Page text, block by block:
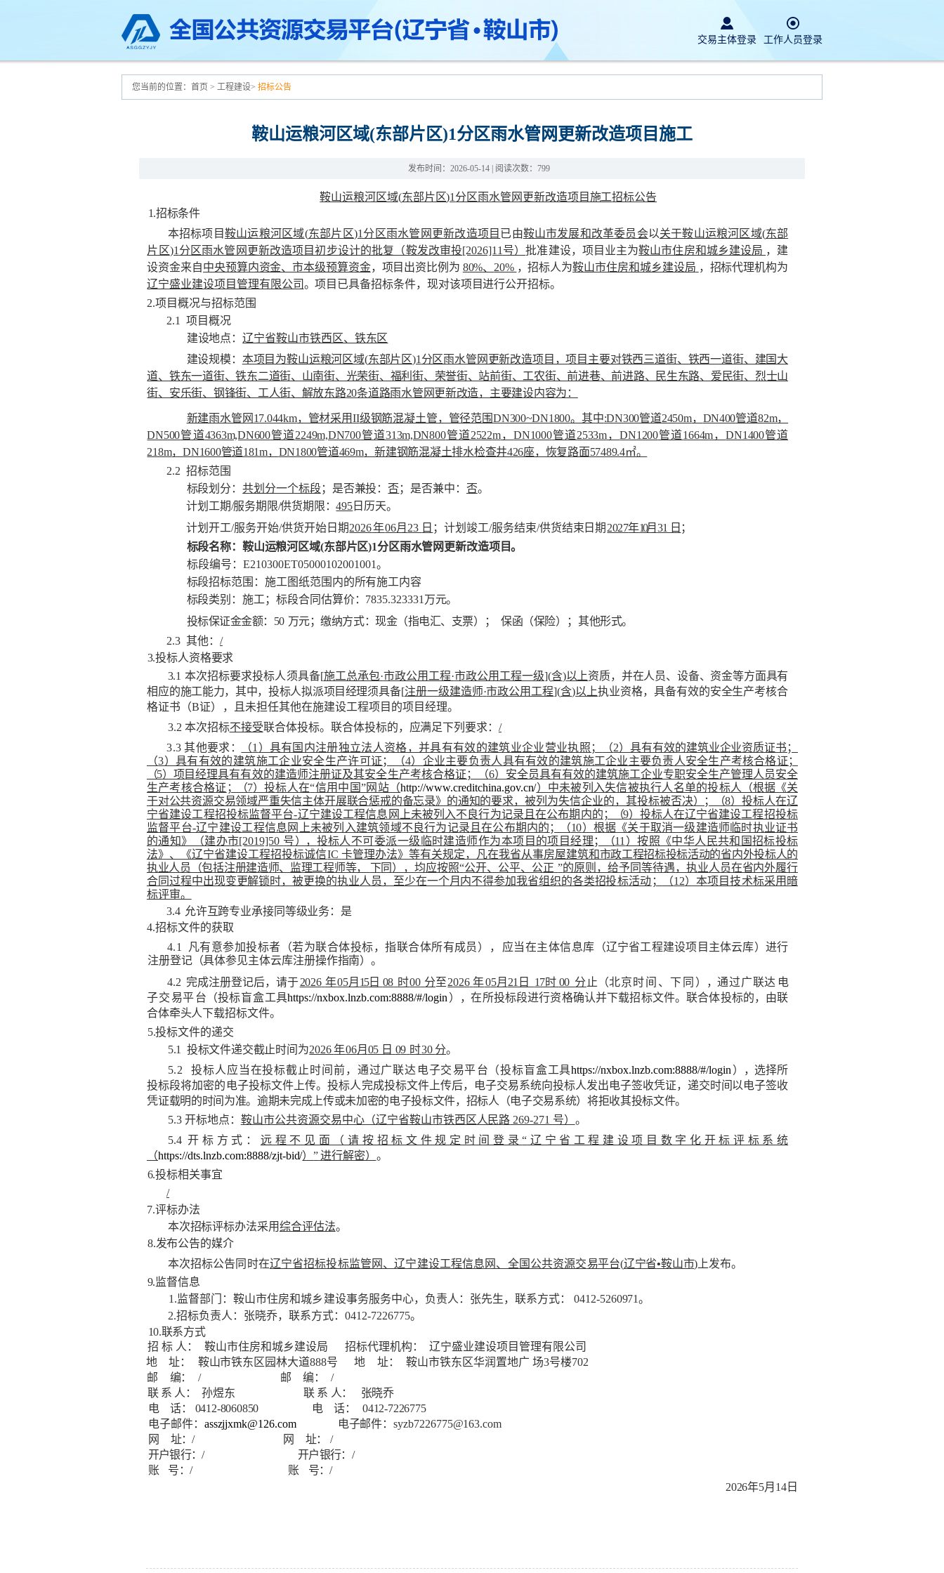
交易主体登录 工作人员登录
您当前的位置： 首页 > 工程建设> 招标公告
鞍山运粮河区域(东部片区)1分区雨水管网更新改造项目施工
发布时间：2026-05-14 | 阅读次数： 799
鞍山运粮河区域(东部片区)1 分区雨水管网更新改造项目施工招标公告
1.招标条件
本招标项目鞍山运粮河区域(东部片区)1 分区雨水管网更新改造项目 已由鞍山市发展和改革委员会以关于鞍山运粮河区域(东部
片区)1 分区雨水管网更新改造项目初步设计的批复（鞍发改审投[2026]11 号）批准建设，项目业主为鞍山市住房和城乡建设局 ，建
设资金来自中央预算内资金、市本级预算资金，项目出资比例为 80%、 20% ，招标人为鞍山市住房和城乡建设局 ，招标代理机构为
辽宁盛业建设项目管理有限公司。项目已具备招标条件，现对该项目进行公开招标。
2.项目概况与招标范围
2.1
项目概况
建设地点：辽宁省鞍山市铁西区、铁东区
建设规模： 本项目为鞍山运粮河区域(东部片区)1 分区雨水管网更新改造项目，项目主要对铁西三道街、铁西一道街、建国大
道、铁东一道街、铁东二道街、山南街、光荣街、福利街、荣誉街、站前街、工农街、前进巷、前进路、民生东路、爱民街、烈士山
街、安乐街、钢锋街、工人街、解放东路20条道路雨水管网更新改造，主要建设内容为：
新建雨水管网 17.044km，管材采用II级钢筋混凝土管，管径范围DN300~DN1800。其中:DN300管道2450m， DN400管道82m，
DN500管道4363m,DN600管道2249m,DN700管道313m,DN800管道2522m，DN1000管道2533m，DN1200管道1664m，DN1400管道
218m，DN1600管道181m， DN1800管道469m，新建钢筋混凝土排水检查井426座，恢复路面57489.4㎡。
2.2 招标范围
标段划分：共划分一个标段；是否兼投：否 ；是否兼中： 否。
计划工期/服务期限/供货期限：495 日历天。
计划开工/服务开始/供货开始日期2026年06月 23 日 ；计划竣工/服务结束/供货结束日期 2027年10月 31 日 ；
标段名称：鞍山运粮河区域(东部片区)1分区雨水管网更新改造项目。
标段编号： E210300ET05000102001001。
标段招标范围：施工图纸范围内的所有施工内容
标段类别：施工；标段合同估算价： 7835.323331 万元。
投标保证金金额： 50 万元；缴纳方式：现金（指电汇、支票）； 保函（保险）；其他形式。
2.3 其他： /
3.投标人资格要求
3.1 本次招标要求投标人须具备[施工总承包·市政公用工程·市政公用工程一级](含)以上资质，并在人员、设备、资金等方面具有
相应的施工能力，其中，投标人拟派项目经理须具备[注册一级建造师·市政公用工程](含)以上执业资格，具备有效的安全生产考核合
格证书（B证），
且未担任其他在施建设工程项目的项目经理。
3.2 本次招标不接受联合体投标。联合体投标的，应满足下列要求： /
3.3其他要求 ： （1 ）具有国内注册独立法人资格，并具有有效的建筑业企业营业执照； （2）具有有效的建筑业企业资质证书 ；
（3）具有有效的建筑施工企业安全生产许可证；（4）企业主要负责人具有有效的建筑施工企业主要负责人安全生产考核合格证 ；
（5）项目经理具有有效的建造师注册证及其安全生产考核合格证 ；（6）安全员具有有效的建筑施工企业专职安全生产管理人员安全
生产考核合格证 ；（7）投标人在“信用中国”网站（http://www.creditchina.gov.cn/）中未被列入失信被执行人名单的投标人（根据《关
于对公共资源交易领域严重失信主体开展联合惩戒的备忘录》的通知的要求，被列为失信企业的，其投标被否决）；（8）投标人在辽
宁省建设工程招投标监督平台-辽宁建设工程信息网上未被列入不良行为记录且在公布期 内的 ；（9）投标人在辽宁省建设工程招投标
监督平台-辽宁建设工程信息网上未被列入建筑领域不良行为记录且在公布期内的 ；（10）根据《关于取消一级建造师临时执业证书
的通知》（建办市[2019]50 号）， 投标人不可委派一级临时建造师作为本项目的项目经理 ；（11 ）按照《中华人民共和国招标投标
法》、《辽宁省建设工程招投标诚信IC卡管理办法》等有关规定，凡在我省从事房屋建筑和市政工程招标投标活动的省内外投标人的
执业人员（包括注册建造师、监理工程师等，
下同 ）， 均应按照“公开、公平、公正 ”的原则，给予同等待遇，执业人员在省内外履行
合同过程中出现变更解锁时，被更换的执业人员，至少在一个月内不得参加我省组织的各类招投标活动 ； （12）本项目技术标采用暗
标评审。
3.4 允许互跨专业承接同等级业务：是
4.招标文件的获取
4.1
凡有意参加投标者（若为联合体投标，指联合体所有成员 ）， 应当在主体信息库 （辽宁省工程建设项目主体云库）进行
注册登记（具体参见主体云库注册操作指南）。
4.2 完成注册登记后，请于 2026 年05月 15日 08 时00 分至2026 年05月 21 日 17时 00 分 止 （北京 时间 、 下 同 ） ， 通过广联达 电
子交易平台 （投标盲盒工具https://nxbox.lnzb.com:8888/#/login ），在所投标段进行资格确认并下载招标文件。联合体投标的，由联
合体牵头人下载招标文件。
5.投标文件的递交
5.1 投标文件递交截止时间为2026年06月 05 日 09 时30 分。
5.2
投标人应 当在投标截止 时间前，通过广联达 电子交易平台（投标盲盒工具https://nxbox.lnzb.com:8888/#/login ）， 选择所
投标段将加密的电子投标文件上传。投标人完成投标文件上传后，电子交易系统向投标人发出电子签收凭证，递交时间以电子签收
凭证载明的时间为准。逾期未完成上传或未加密的电子投标文件，招标人（电子交易系统）将拒收其投标文件。
5.3 开标地点： 鞍山市公共资源交易中心（辽宁省鞍山市铁西区人民路 269-271 号） 。
5.4开标方式： 远程不见面（请按招标文件规 定时间登录“ 辽宁省工程建设项目数字化 开标评标系统
（https://dts.lnzb.com:8888/zjt-bid/）”进行解密） 。
6.投标相关事宜
/
7.评标办法
本次招标评标办法采用综合评估法。
8.发布公告的媒介
本次招标公告同时在辽宁省招标投标监管网、辽宁建设工程信息网、全国公共资源交易平台(辽宁省•鞍山市) 上发布。
9.监督信息
1.监督部门：鞍山市住房和城乡建设事务服务中心， 负责人：张先生，联系方式： 0412-5260971。
2.招标负责人：张晓乔，联系方式： 0412-7226775。
10.联系方式
招 标 人： 鞍山市住房和城乡建设局 招标代理机构：
辽宁盛业建设项目管理有限公司
地
址： 鞍山市铁东区园林大道888号 地 址： 鞍山市铁东区华润置地广 场3号楼702
邮
编： / 邮 编：
/
联 系 人： 孙煜东 联 系 人：
张晓乔
电
话： 0412-8060850 电 话：
0412-7226775
电子邮件： asszjjxmk@126.com 电子邮件：syzb7226775@163.com
网
址：/ 网 址：
/
开户银行：/ 开户银行： /
账
号： / 账 号：/
2026年5月 14 日